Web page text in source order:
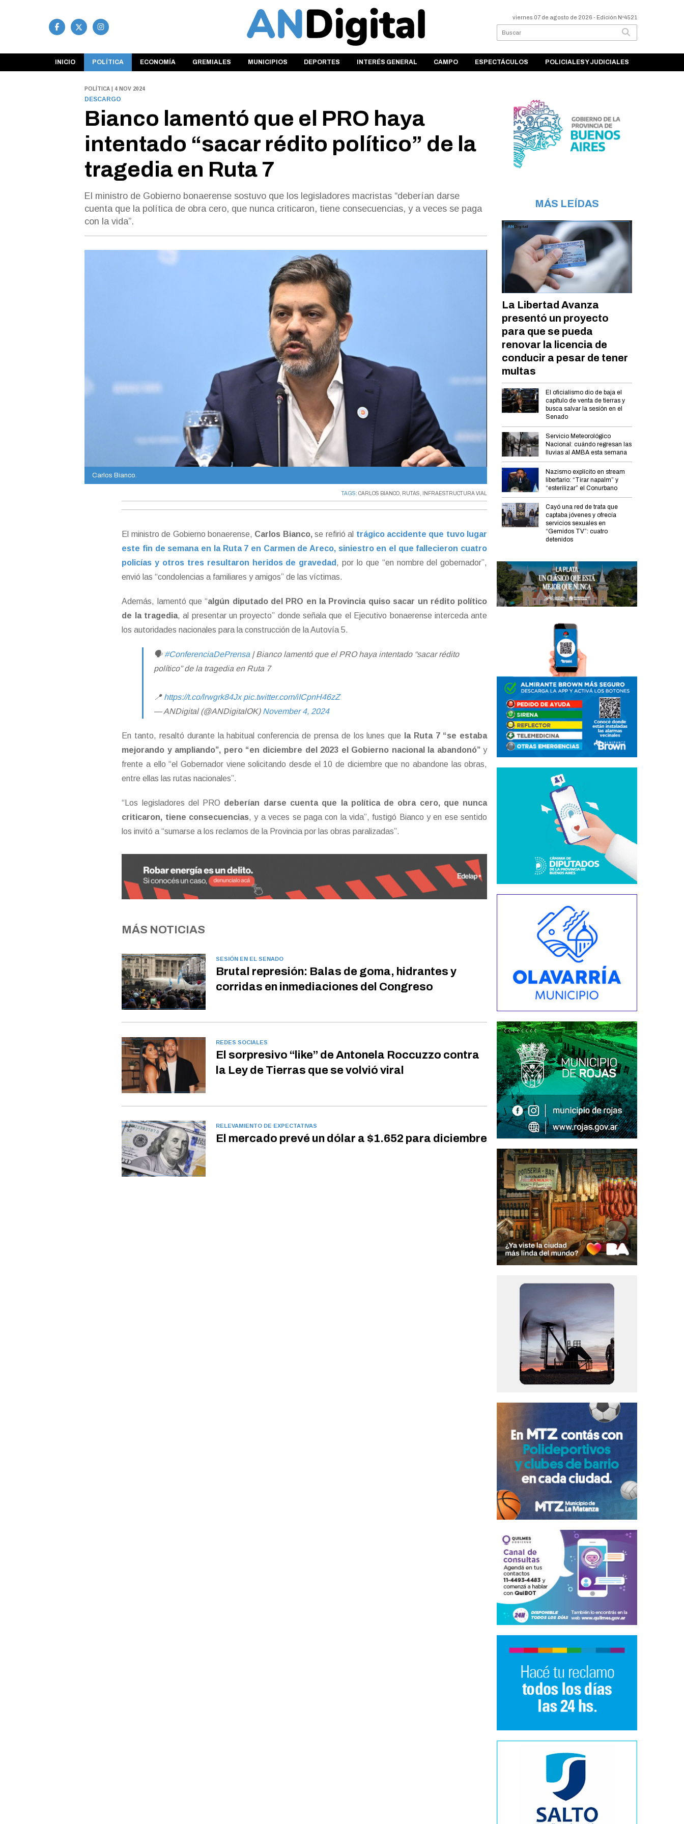
viernes 07 de agosto de 2026 - Edición Nº4521
INICIO POLÍTICA ECONOMÍA GREMIALES MUNICIPIOS DEPORTES INTERÉS GENERAL CAMPO ESPECTÁCULOS POLICIALES Y JUDICIALES
POLÍTICA | 4 NOV 2024
DESCARGO
Bianco lamentó que el PRO haya
intentado “sacar rédito político” de la
tragedia en Ruta 7
El ministro de Gobierno bonaerense sostuvo que los legisladores macristas “deberían darse
cuenta que la política de obra cero, que nunca criticaron, tiene consecuencias, y a veces se paga
con la vida”.
Carlos Bianco. Carlos Bianco.
TAGS:CARLOS BIANCO, RUTAS, INFRAESTRUCTURA VIAL
El ministro de Gobierno bonaerense, Carlos Bianco,se refirió al trágico accidente que tuvo lugar
este fin de semana en la Ruta 7 en Carmen de Areco, siniestro en el que fallecieron cuatro
policías y otros tres resultaron heridos de gravedad , por lo que “en nombre del gobernador”,
envió las “condolencias a familiares y amigos” de las víctimas.
Además, lamentó que “algún diputado del PRO en la Provincia quiso sacar un rédito político
de la tragedia, al presentar un proyecto” donde señala que el Ejecutivo bonaerense interceda ante
los autoridades nacionales para la construcción de la Autovía 5.
🗣 #ConferenciaDePrensa| Bianco lamentó que el PRO haya intentado “sacar rédito
político” de la tragedia en Ruta 7
📍 https://t.co/lrwgrk84Jx pic.twitter.com/iICpnH46zZ
— ANDigital (@ANDigitalOK) November 4, 2024
En tanto, resaltó durante la habitual conferencia de prensa de los lunes que
la Ruta 7 “se estaba
mejorando y ampliando”, pero “en diciembre del 2023 el Gobierno nacional la abandonó”y
frente a ello “el Gobernador viene solicitando desde el 10 de diciembre que no abandone las obras,
entre ellas las rutas nacionales”.
“Los legisladores del PRO deberían darse cuenta que la política de obra cero, que nunca
criticaron, tiene consecuencias, y a veces se paga con la vida”, fustigó Bianco y en ese sentido
los invitó a “sumarse a los reclamos de la Provincia por las obras paralizadas”.
MÁS NOTICIAS
SESIÓN EN EL SENADO
Brutal represión: Balas de goma, hidrantes y
corridas en inmediaciones del Congreso
REDES SOCIALES
El sorpresivo “like” de Antonela Roccuzzo contra
la Ley de Tierras que se volvió viral
RELEVAMIENTO DE EXPECTATIVAS
El mercado prevé un dólar a $1.652 para diciembre
MÁS LEÍDAS
La Libertad Avanza
presentó un proyecto
para que se pueda
renovar la licencia de
conducir a pesar de tener
multas
El oficialismo dio de baja el
capítulo de venta de tierras y
busca salvar la sesión en el
Senado
Servicio Meteorológico
Nacional: cuándo regresan las
lluvias al AMBA esta semana
Nazismo explícito en stream
libertario: “Tirar napalm” y
“esterilizar” el Conurbano
Cayó una red de trata que
captaba jóvenes y ofrecía
servicios sexuales en
“Gemidos TV”: cuatro
detenidos